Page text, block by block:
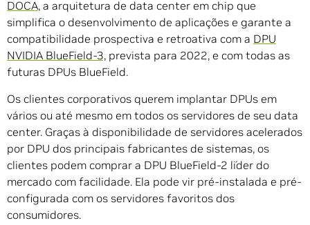
DOCA, a arquitetura de data center em chip que
simplifica o desenvolvimento de aplicações e garante a
compatibilidade prospectiva e retroativa com a DPU
NVIDIA BlueField-3, prevista para 2022, e com todas as
futuras DPUs BlueField.
Os clientes corporativos querem implantar DPUs em
vários ou até mesmo em todos os servidores de seu data
center. Graças à disponibilidade de servidores acelerados
por DPU dos principais fabricantes de sistemas, os
clientes podem comprar a DPU BlueField-2 líder do
mercado com facilidade. Ela pode vir pré-instalada e pré-
configurada com os servidores favoritos dos
consumidores.